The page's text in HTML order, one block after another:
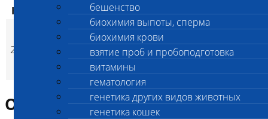
бешенство
биохимия выпоты, сперма
биохимия крови
взятие проб и пробоподготовка
витамины
гематология
генетика других видов животных
генетика кошек
Код Наименование услуг Цена, руб.
2565
Генетический
комплекс для породы
норвежская лесная
кошка
4 100p (Время
Описание исследования